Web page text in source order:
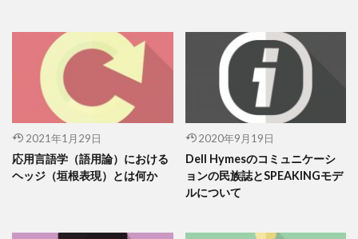
2021年1月29日
応用言語学（語用論）における
ヘッジ（垣根表現）とは何か
2020年9月19日
Dell Hymesのコミュニケーシ
ョンの民族誌とSPEAKINGモデ
ルについて